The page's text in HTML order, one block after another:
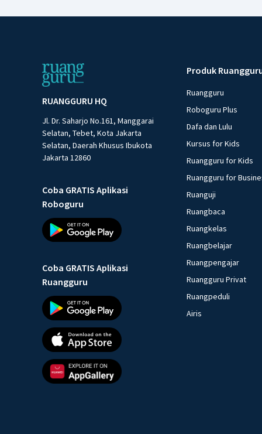
RUANGGURU HQ
Jl. Dr. Saharjo No.161, Manggarai
Selatan, Tebet, Kota Jakarta
Selatan, Daerah Khusus Ibukota
Jakarta 12860
Coba GRATIS Aplikasi
Roboguru
Coba GRATIS Aplikasi
Ruangguru
Produk
Ruangguru
Roboguru Plus
Dafa dan Lulu
Kursus for Kids
Ruangguru for Kids
Ruangguru for
Ruanguji
Ruangbaca
Ruangkelas
Ruangbelajar
Ruangpengajar
Ruangguru Privat
Ruangpeduli
Airis